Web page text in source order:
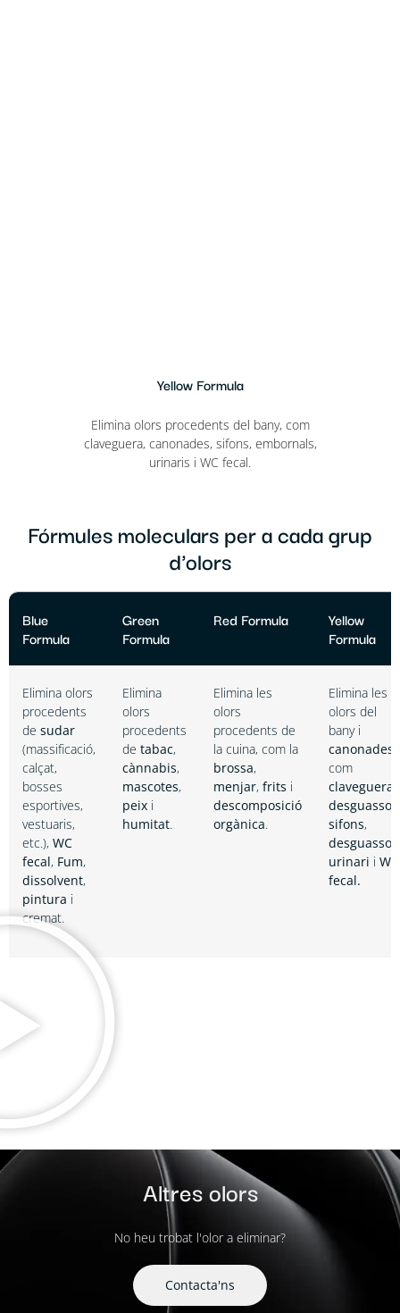
Yellow Formula
Elimina olors procedents del bany, com
claveguera, canonades, sifons, embornals,
urinaris i WC fecal.
Fórmules moleculars per a cada grup
d'olors
Blue
Formula
Green
Formula
Red Formula
Yellow
Formula
Elimina olors
procedents
de sudar
(massificació,
calçat,
bosses
esportives,
vestuaris,
etc.), WC
fecal, Fum,
dissolvent,
pintura i
cremat.
Elimina
olors
procedents
de tabac,
cànnabis,
mascotes,
peix i
humitat.
Elimina les
olors
procedents de
la cuina, com la
brossa,
menjar, frits i
descomposició
orgànica.
Elimina les
olors del
bany i
canonades
com
claveguera
desguassos
sifons,
desguassos
urinari i WC
fecal.
Altres olors
No heu trobat l'olor a eliminar?
Contacta'ns